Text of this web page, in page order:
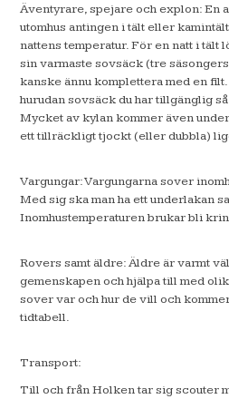
Äventyrare, spejare och explon: En
utomhus antingen i tält eller
nattens temperatur. För en natt i tält
sin varmaste sovsäck (tre
kanske ännu komplettera med en
hurudan sovsäck du har tillgänglig
Mycket av kylan kommer även
ett tillräckligt tjockt (eller dubbla)
Vargungar: Vargungarna sover
Med sig ska man ha ett underlakan
Inomhustemperaturen brukar bli
Rovers samt äldre: Äldre är varmt
gemenskapen och hjälpa till med
sover var och hur de vill och
tidtabell.
Transport:
Till och från Holken tar sig scouter